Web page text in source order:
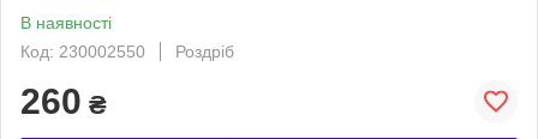
В наявності
Код: 230002550
Роздріб
260 ₴